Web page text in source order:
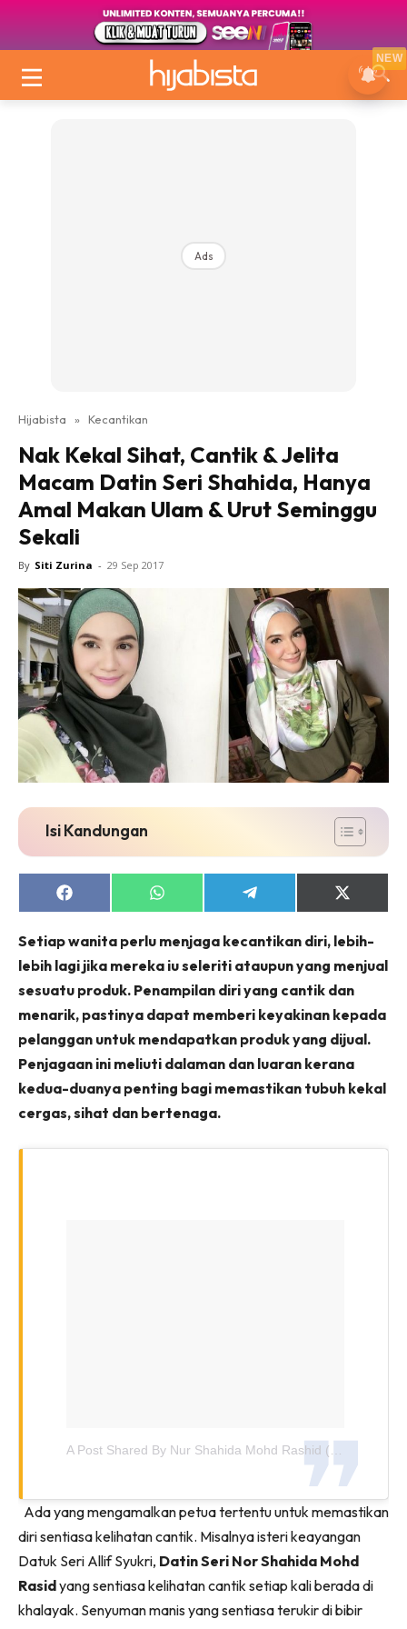
Ads
Hijabista » Kecantikan
Nak Kekal Sihat, Cantik & Jelita
Macam Datin Seri Shahida, Hanya
Amal Makan Ulam & Urut Seminggu
Sekali
By Siti Zurina - 29 Sep 2017
Isi Kandungan
Share
on
Share
on
Share
on
Share
on
(Twitter)
Setiap wanita perlu menjaga kecantikan diri, lebih-
lebih lagi jika mereka iu seleriti ataupun yang menjual
sesuatu produk. Penampilan diri yang cantik dan
menarik, pastinya dapat memberi keyakinan kepada
pelanggan untuk mendapatkan produk yang dijual.
Penjagaan ini meliuti dalaman dan luaran kerana
kedua-duanya penting bagi memastikan tubuh kekal
cergas, sihat dan bertenaga.
Ada yang mengamalkan petua tertentu untuk memastikan
diri sentiasa kelihatan cantik. Misalnya isteri keayangan
Datuk Seri Allif Syukri, Datin Seri Nor Shahida Mohd
Rasidyang sentiasa kelihatan cantik setiap kali berada di
khalayak. Senyuman manis yang sentiasa terukir di bibir
NEW